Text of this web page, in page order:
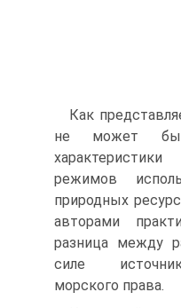
Как
не может
режимов
природных
авторами
разница между
силе
морского права.